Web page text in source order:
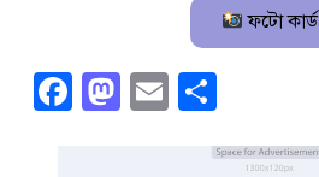
ফটো কার্ড
Facebook
Mastodon
Email